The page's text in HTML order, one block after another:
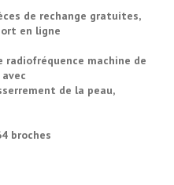
de rechange gratuites,
en ligne
radiofréquence machine de
de la peau,
broches